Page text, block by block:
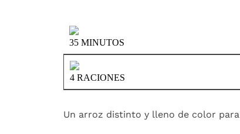
35 MINUTOS
4 RACIONES
Un arroz distinto y lleno de color